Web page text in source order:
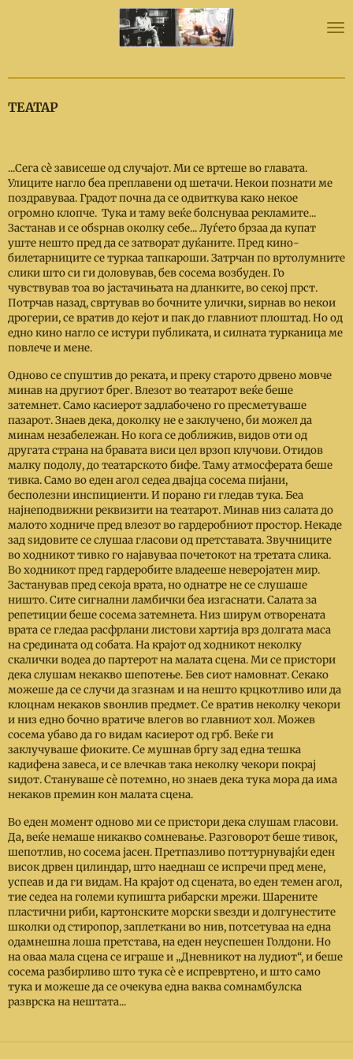
ТЕАТАР
...Сега сѐ зависеше од случајот. Ми се вртеше во главата.
Улиците нагло беа преплавени од шетачи. Некои познати ме
поздравуваа. Градот почна да се одвиткува како некое
огромно клопче. Тука и таму веќе болснуваа рекламите...
Застанав и се обѕрнав околку себе... Луѓето брзаа да купат
уште нешто пред да се затворат дуќаните. Пред кино-
билетарниците се туркаа тапкароши. Затрчан по вртолумните
слики што си ги доловував, бев сосема возбуден. Го
чувствував тоа во јастачињата на дланките, во секој прст.
Потрчав назад, свртував во бочните улички, ѕирнав во некои
дрогерии, се вратив до кејот и пак до главниот плоштад. Но од
едно кино нагло се истури публиката, и силната турканица ме
повлече и мене.
Одново се спуштив до реката, и преку старото дрвено мовче
минав на другиот брег. Влезот во театарот веќе беше
затемнет. Само касиерот задлабочено го пресметуваше
пазарот. Знаев дека, доколку не е заклучено, би можел да
минам незабележан. Но кога се доближив, видов оти од
другата страна на бравата виси цел врзоп клучови. Отидов
малку подолу, до театарското бифе. Таму атмосферата беше
тивка. Само во еден агол седеа двајца сосема пијани,
бесполезни инспициенти. И порано ги гледав тука. Беа
најнеподвижни реквизити на театарот. Минав низ салата до
малото ходниче пред влезот во гардеробниот простор. Некаде
зад ѕидовите се слушаа гласови од претставата. Звучниците
во ходникот тивко го најавуваа почетокот на третата слика.
Во ходникот пред гардеробите владееше неверојатен мир.
Застанував пред секоја врата, но однатре не се слушаше
ништо. Сите сигнални ламбички беа изгаснати. Салата за
репетиции беше сосема затемнета. Низ ширум отворената
врата се гледаа расфрлани листови хартија врз долгата маса
на средината од собата. На крајот од ходникот неколку
скалички водеа до партерот на малата сцена. Ми се пристори
дека слушам некакво шепотење. Бев сиот намовнат. Секако
можеше да се случи да згазнам и на нешто крцкотливо или да
клоцнам некаков ѕвонлив предмет. Се вратив неколку чекори
и низ едно бочно вратиче влегов во главниот хол. Можев
сосема убаво да го видам касиерот од грб. Веќе ги
заклучуваше фиоките. Се мушнав бргу зад една тешка
кадифена завеса, и се влечкав така неколку чекори покрај
ѕидот. Стануваше сѐ потемно, но знаев дека тука мора да има
некаков премин кон малата сцена.
Во еден момент одново ми се пристори дека слушам гласови.
Да, веќе немаше никакво сомневање. Разговорот беше тивок,
шепотлив, но сосема јасен. Претпазливо поттурнувајќи еден
висок дрвен цилиндар, што наеднаш се испречи пред мене,
успеав и да ги видам. На крајот од сцената, во еден темен агол,
тие седеа на големи купишта рибарски мрежи. Шарените
пластични риби, картонските морски ѕвезди и долгунестите
школки од стиропор, заплеткани во нив, потсетуваа на една
одамнешна лоша претстава, на еден неуспешен Голдони. Но
на оваа мала сцена се играше и „Дневникот на лудиот“, и беше
сосема разбирливо што тука сѐ е испревртено, и што само
тука и можеше да се очекува една ваква сомнамбулска
разврска на нештата...